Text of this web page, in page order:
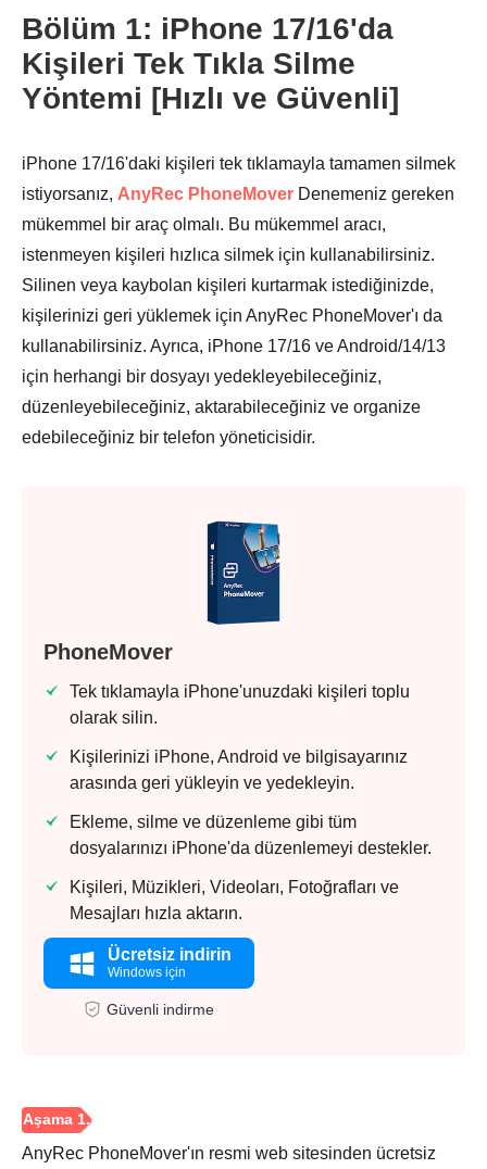
Bölüm 1: iPhone 17/16'da
Kişileri Tek Tıkla Silme
Yöntemi [Hızlı ve Güvenli]
iPhone 17/16'daki kişileri tek tıklamayla tamamen silmek
istiyorsanız, AnyRec PhoneMover Denemeniz gereken
mükemmel bir araç olmalı. Bu mükemmel aracı,
istenmeyen kişileri hızlıca silmek için kullanabilirsiniz.
Silinen veya kaybolan kişileri kurtarmak istediğinizde,
kişilerinizi geri yüklemek için AnyRec PhoneMover'ı da
kullanabilirsiniz. Ayrıca, iPhone 17/16 ve Android/14/13
için herhangi bir dosyayı yedekleyebileceğiniz,
düzenleyebileceğiniz, aktarabileceğiniz ve organize
edebileceğiniz bir telefon yöneticisidir.
PhoneMover
Tek tıklamayla iPhone'unuzdaki kişileri toplu
olarak silin.
Kişilerinizi iPhone, Android ve bilgisayarınız
arasında geri yükleyin ve yedekleyin.
Ekleme, silme ve düzenleme gibi tüm
dosyalarınızı iPhone'da düzenlemeyi destekler.
Kişileri, Müzikleri, Videoları, Fotoğrafları ve
Mesajları hızla aktarın.
Ücretsiz indirin
Windows için
Güvenli indirme
AnyRec PhoneMover'ın resmi web sitesinden ücretsiz